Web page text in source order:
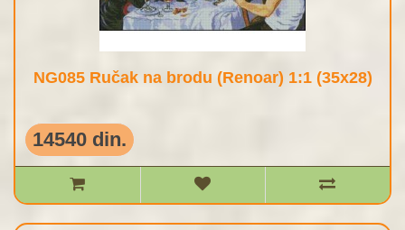
NG085 Ručak na brodu (Renoar) 1:1 (35x28)
14540 din.